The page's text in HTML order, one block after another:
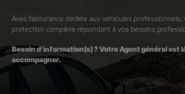
Avec l’assurance dédiée aux véhicules
protection complète répondant à vos besoins
Besoin d’information(s) ? Votre Agent général est
accompagner.